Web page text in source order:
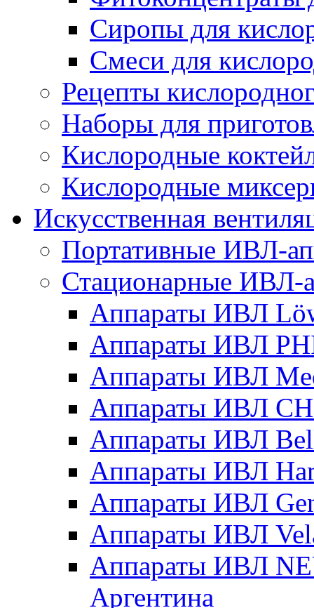
Сиропы для
Смеси для
Рецепты
Наборы для
Кислородные
Кислородные
Искусственная
Портативные ИВЛ-
Стационарные ИВЛ-
Аппараты ИВЛ
Аппараты ИВЛ
Аппараты ИВЛ
Аппараты ИВЛ
Аппараты ИВЛ
Аппараты ИВЛ
Аппараты ИВЛ
Аппараты ИВЛ
Аппараты ИВЛ
Аргентина